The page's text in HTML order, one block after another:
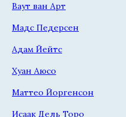
Ваут ван Арт
Мадс Педерсен
Адам Йейтс
Хуан Аюсо
Маттео Йоргенсон
Исаак Дель Торо